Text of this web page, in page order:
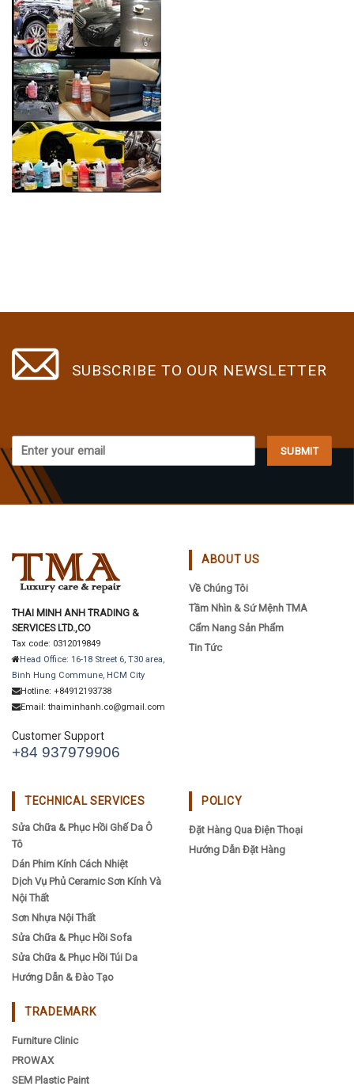
SUBSCRIBE TO OUR NEWSLETTER
THAI MINH ANH TRADING &
SERVICES LTD.,CO
Tax code: 0312019849
Head Office: 16-18 Street 6, T30 area,
Binh Hung Commune, HCM City
Hotline: +84912193738
Email: thaiminhanh.co@gmail.com
Customer Support
+84 937979906
ABOUT US
Về Chúng Tôi
Tầm Nhìn & Sứ Mệnh TMA
Cẩm Nang Sản Phẩm
Tin Tức
TECHNICAL SERVICES
Sửa Chữa & Phục Hồi Ghế Da Ô
Tô
Dán Phim Kính Cách Nhiệt
Dịch Vụ Phủ Ceramic Sơn Kính Và
Nội Thất
Sơn Nhựa Nội Thất
Sửa Chữa & Phục Hồi Sofa
Sửa Chữa & Phục Hồi Túi Da
Hướng Dẫn & Đào Tạo
POLICY
Đặt Hàng Qua Điện Thoại
Hướng Dẫn Đặt Hàng
TRADEMARK
Furniture Clinic
PROWAX
SEM Plastic Paint